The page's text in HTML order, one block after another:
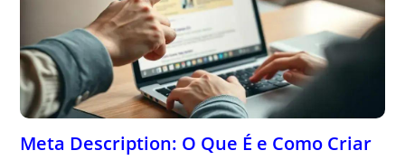
Meta Description: O Que É e Como Criar